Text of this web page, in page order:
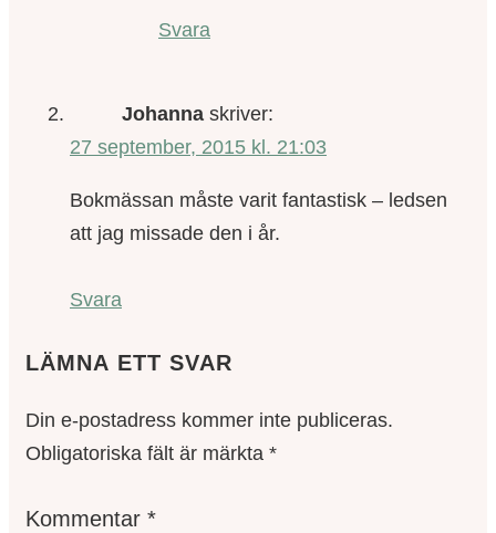
Svara
Johanna skriver:
27 september, 2015 kl. 21:03
Bokmässan måste varit fantastisk – ledsen
att jag missade den i år.
Svara
LÄMNA ETT SVAR
Din e-postadress kommer inte publiceras.
Obligatoriska fält är märkta *
Kommentar *